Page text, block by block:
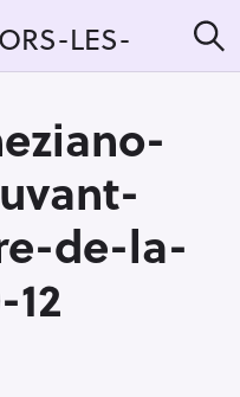
LES-
e
de-la-